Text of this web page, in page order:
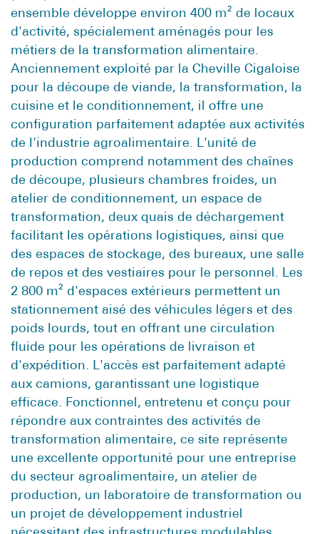
ensemble développe environ 400 m² de locaux
d'activité, spécialement aménagés pour les
métiers de la transformation alimentaire.
Anciennement exploité par la Cheville Cigaloise
pour la découpe de viande, la transformation, la
cuisine et le conditionnement, il offre une
configuration parfaitement adaptée aux activités
de l'industrie agroalimentaire. L'unité de
production comprend notamment des chaînes
de découpe, plusieurs chambres froides, un
atelier de conditionnement, un espace de
transformation, deux quais de déchargement
facilitant les opérations logistiques, ainsi que
des espaces de stockage, des bureaux, une salle
de repos et des vestiaires pour le personnel. Les
2 800 m² d'espaces extérieurs permettent un
stationnement aisé des véhicules légers et des
poids lourds, tout en offrant une circulation
fluide pour les opérations de livraison et
d'expédition. L'accès est parfaitement adapté
aux camions, garantissant une logistique
efficace. Fonctionnel, entretenu et conçu pour
répondre aux contraintes des activités de
transformation alimentaire, ce site représente
une excellente opportunité pour une entreprise
du secteur agroalimentaire, un atelier de
production, un laboratoire de transformation ou
un projet de développement industriel